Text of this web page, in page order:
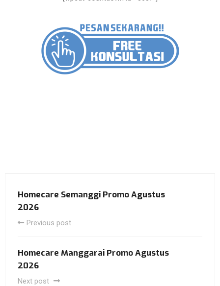
Homecare Semanggi Promo Agustus
2026
Previous post
Homecare Manggarai Promo Agustus
2026
Next post